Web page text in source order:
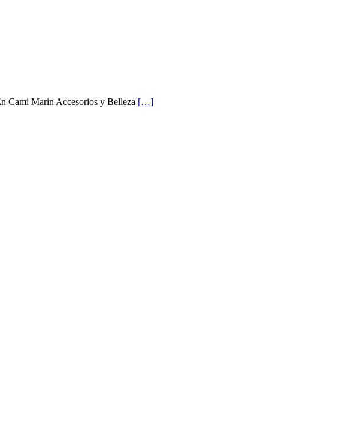
Cami Marin Accesorios y Belleza […]